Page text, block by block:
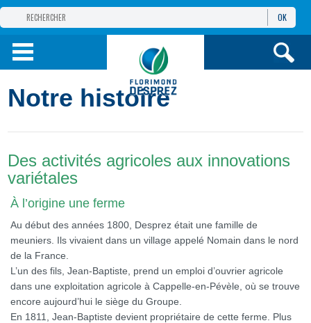
GROUPE
PRODUITS
OK
Notre histoire
Des activités agricoles aux innovations
variétales
À l’origine une ferme
Au début des années 1800, Desprez était une famille de
meuniers. Ils vivaient dans un village appelé Nomain dans le nord
de la France.
L’un des fils, Jean-Baptiste, prend un emploi d’ouvrier agricole
dans une exploitation agricole à Cappelle-en-Pévèle, où se trouve
encore aujourd’hui le siège du Groupe.
En 1811, Jean-Baptiste devient propriétaire de cette ferme. Plus